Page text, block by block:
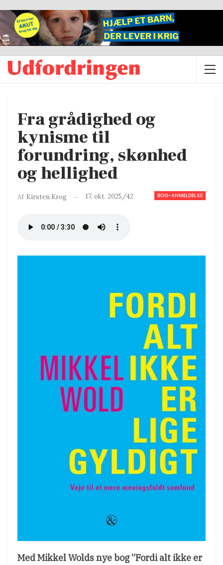
Fra grådighed og
kynisme til
forundring, skønhed
og hellighed
BOG-ANMELDELSE
Af Kirsten Krog 17. okt. 2025/42
Med Mikkel Wolds nye bog ”Fordi alt ikke er